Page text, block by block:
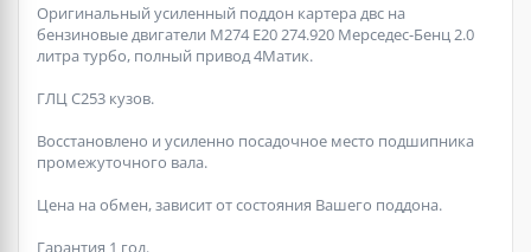
Оригинальный усиленный поддон картера двс на
бензиновые двигатели М274 E20 274.920 Мерседес-Бенц 2.0
литра турбо, полный привод 4Матик.
ГЛЦ С253 кузов.
Восстановлено и усиленно посадочное место подшипника
промежуточного вала.
Цена на обмен, зависит от состояния Вашего поддона.
Гарантия 1 год.